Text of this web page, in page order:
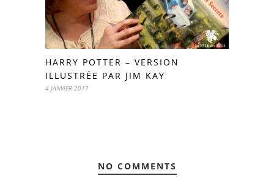
HARRY POTTER – VERSION
ILLUSTRÉE PAR JIM KAY
4 JANVIER 2017
NO COMMENTS